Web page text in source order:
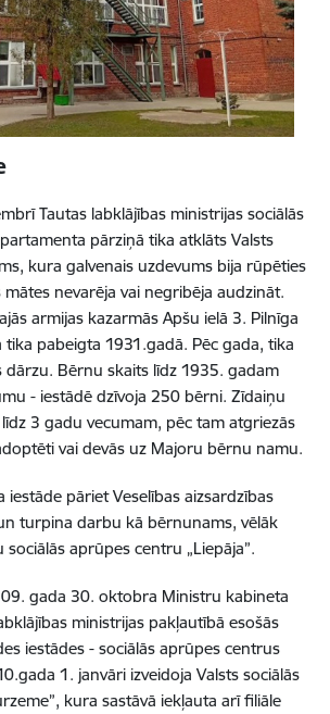
Tautas labklājības ministrijas sociālās
pārziņā tika atklāts Valsts
kura galvenais uzdevums bija rūpēties
nevarēja vai negribēja audzināt.
armijas kazarmās Apšu ielā 3. Pilnīga
pabeigta 1931.gadā. Pēc gada, tika
dārzu. Bērnu skaits līdz 1935. gadam
- iestādē dzīvoja 250 bērni. Zīdaiņu
3 gadu vecumam, pēc tam atgriezās
vai devās uz Majoru bērnu namu.
iestāde pāriet Veselības aizsardzības
turpina darbu kā bērnunams, vēlāk
aprūpes centru „Liepāja”.
gada 30. oktobra Ministru kabineta
ministrijas pakļautībā esošās
iestādes - sociālās aprūpes centrus
1. janvāri izveidoja Valsts sociālās
kura sastāvā iekļauta arī filiāle